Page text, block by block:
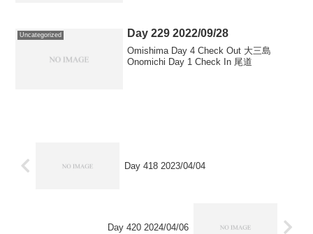
Uncategorized Day 229 2022/09/28
Omishima Day 4 Check Out 大三島
Onomichi Day 1 Check In 尾道
Day 418 2023/04/04
Day 420 2024/04/06